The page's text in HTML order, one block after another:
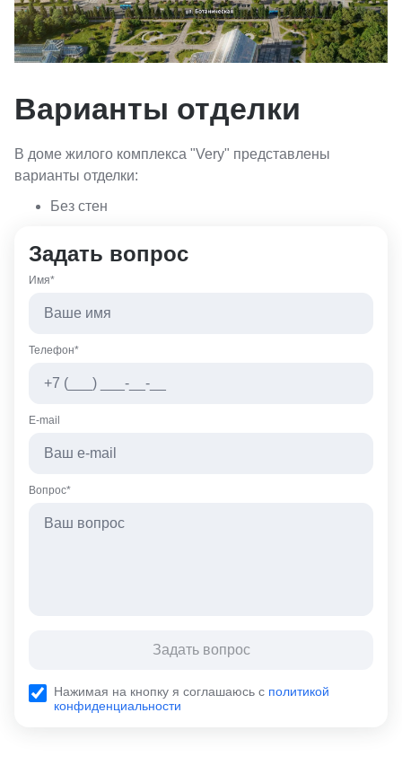
Варианты отделки
В доме жилого комплекса "Very" представлены
варианты отделки:
Без стен
Задать вопрос
Имя*
Телефон*
E-mail
Вопрос*
Задать вопрос
Нажимая на кнопку я соглашаюсь с политикой
конфиденциальности